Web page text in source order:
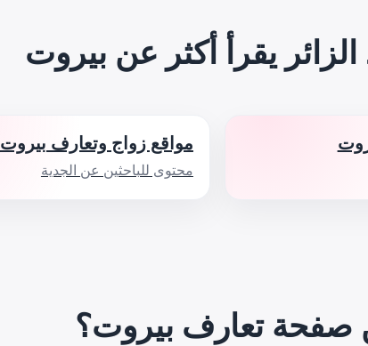
يقرأ أكثر عن بيروت
مواقع زواج وتعارف بيروت
محتوى للباحثين عن الجدية
صفحة تعارف بيروت؟